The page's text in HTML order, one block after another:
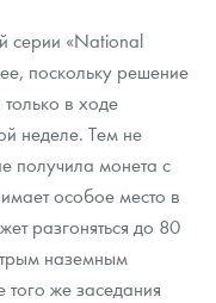
серии «National
поскольку решение
в ходе
неделе. Тем не
получила монета с
особое место в
разгоняться до 80
наземным
же заседания